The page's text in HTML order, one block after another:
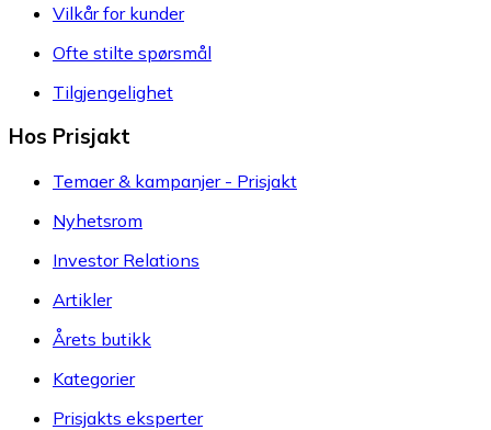
Vilkår for kunder
Ofte stilte spørsmål
Tilgjengelighet
Hos Prisjakt
Temaer & kampanjer - Prisjakt
Nyhetsrom
Investor Relations
Artikler
Årets butikk
Kategorier
Prisjakts eksperter